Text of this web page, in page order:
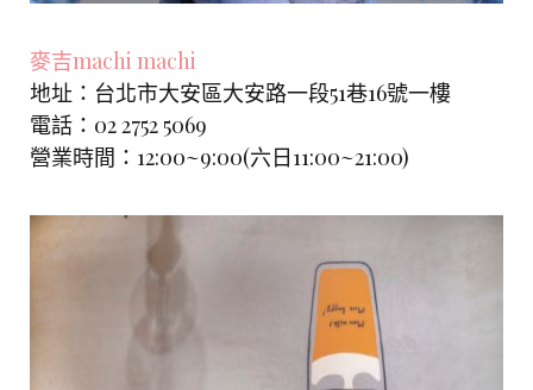
麥吉machi machi
地址：台北市大安區大安路一段51巷16號一樓
電話：02 2752 5069
營業時間：12:00~9:00(六日11:00~21:00)